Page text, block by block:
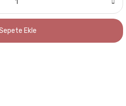
Ekle